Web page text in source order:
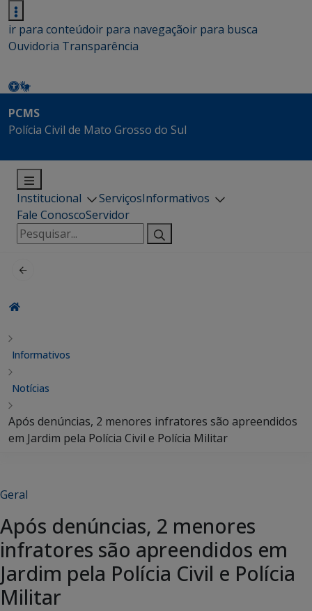
ir para conteúdoir para navegaçãoir para busca
Ouvidoria Transparência
PCMS
Polícia Civil de Mato Grosso do Sul
Institucional ServiçosInformativos
Fale ConoscoServidor
Pesquisar
por:
Informativos
Notícias
Após denúncias, 2 menores infratores são apreendidos
em Jardim pela Polícia Civil e Polícia Militar
Geral
Após denúncias, 2 menores
infratores são apreendidos em
Jardim pela Polícia Civil e Polícia
Militar